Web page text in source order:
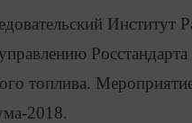
Росстандарта
топлива.
2018.